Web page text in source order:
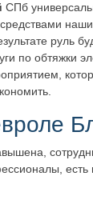
СПб
руль
по обтяжки
есть